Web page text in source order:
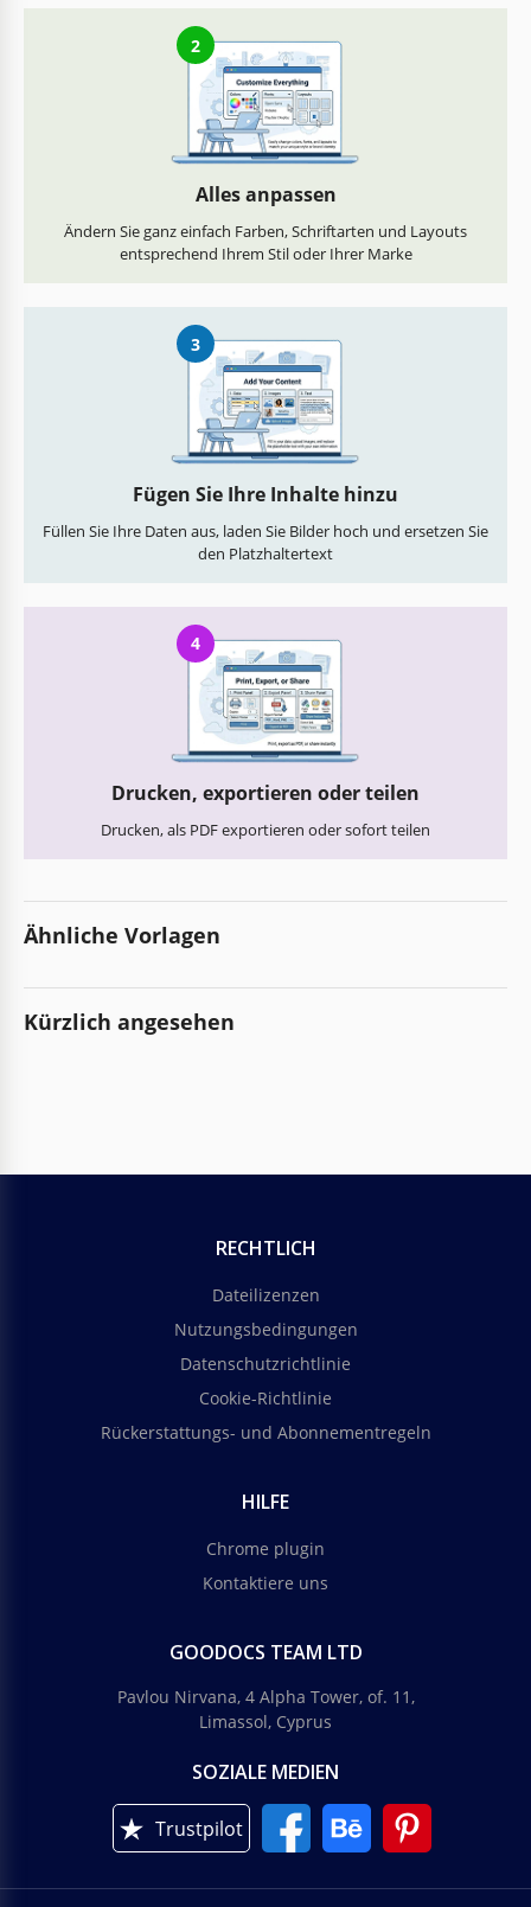
2
Alles anpassen
Ändern Sie ganz einfach Farben, Schriftarten und Layouts
entsprechend Ihrem Stil oder Ihrer Marke
3
Fügen Sie Ihre Inhalte hinzu
Füllen Sie Ihre Daten aus, laden Sie Bilder hoch und ersetzen Sie
den Platzhaltertext
4
Drucken, exportieren oder teilen
Drucken, als PDF exportieren oder sofort teilen
Ähnliche Vorlagen
Kürzlich angesehen
RECHTLICH
Dateilizenzen
Nutzungsbedingungen
Datenschutzrichtlinie
Cookie-Richtlinie
Rückerstattungs- und Abonnementregeln
HILFE
Chrome plugin
Kontaktiere uns
GOODOCS TEAM LTD
Pavlou Nirvana, 4 Alpha Tower, of. 11,
Limassol, Cyprus
SOZIALE MEDIEN
Trustpilot